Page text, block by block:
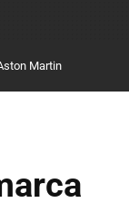
Martin